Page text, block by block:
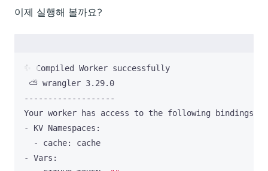
이제 실행해 볼까요?